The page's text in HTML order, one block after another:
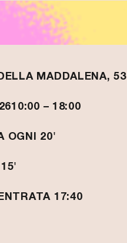
MADDALENA, 53
10:00 – 18:00
OGNI 20'
17:40